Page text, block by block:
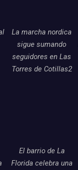
La marcha nordica
sigue sumando
seguidores en Las
Torres de Cotillas2
El barrio de La
Florida celebra una